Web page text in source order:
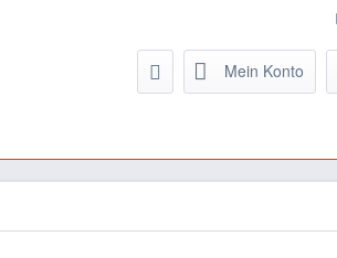
Mein Konto